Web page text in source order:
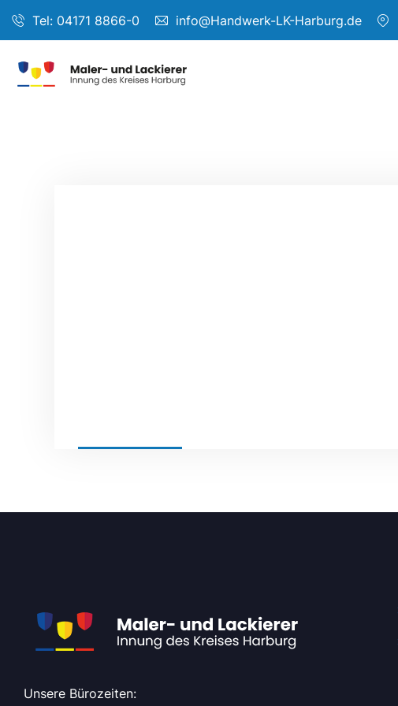
Tel: 04171 8866-0 info@Handwerk-LK-Harburg.de
Unsere Bürozeiten: